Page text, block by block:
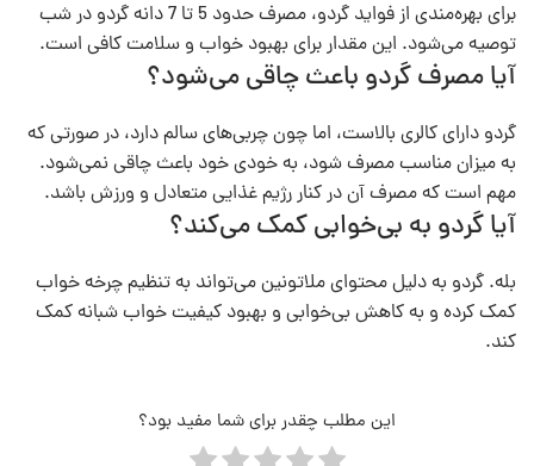
برای بهره‌مندی از فواید گردو، مصرف حدود 5 تا 7 دانه گردو در شب
توصیه می‌شود. این مقدار برای بهبود خواب و سلامت کافی است.
آیا مصرف گردو باعث چاقی می‌شود؟
گردو دارای کالری بالاست، اما چون چربی‌های سالم دارد، در صورتی که
به میزان مناسب مصرف شود، به خودی خود باعث چاقی نمی‌شود.
مهم است که مصرف آن در کنار رژیم غذایی متعادل و ورزش باشد.
آیا گردو به بی‌خوابی کمک می‌کند؟
بله. گردو به دلیل محتوای ملاتونین می‌تواند به تنظیم چرخه خواب
کمک کرده و به کاهش بی‌خوابی و بهبود کیفیت خواب شبانه کمک
کند.
این مطلب چقدر برای شما مفید بود؟